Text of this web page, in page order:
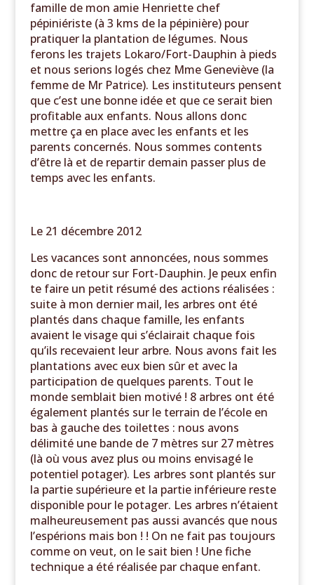
famille de mon amie Henriette chef
pépiniériste (à 3 kms de la pépinière) pour
pratiquer la plantation de légumes. Nous
ferons les trajets Lokaro/Fort-Dauphin à pieds
et nous serions logés chez Mme Geneviève (la
femme de Mr Patrice). Les instituteurs pensent
que c’est une bonne idée et que ce serait bien
profitable aux enfants. Nous allons donc
mettre ça en place avec les enfants et les
parents concernés. Nous sommes contents
d’être là et de repartir demain passer plus de
temps avec les enfants.
Le 21 décembre 2012
Les vacances sont annoncées, nous sommes
donc de retour sur Fort-Dauphin. Je peux enfin
te faire un petit résumé des actions réalisées :
suite à mon dernier mail, les arbres ont été
plantés dans chaque famille, les enfants
avaient le visage qui s’éclairait chaque fois
qu’ils recevaient leur arbre. Nous avons fait les
plantations avec eux bien sûr et avec la
participation de quelques parents. Tout le
monde semblait bien motivé ! 8 arbres ont été
également plantés sur le terrain de l’école en
bas à gauche des toilettes : nous avons
délimité une bande de 7 mètres sur 27 mètres
(là où vous avez plus ou moins envisagé le
potentiel potager). Les arbres sont plantés sur
la partie supérieure et la partie inférieure reste
disponible pour le potager. Les arbres n’étaient
malheureusement pas aussi avancés que nous
l’espérions mais bon ! ! On ne fait pas toujours
comme on veut, on le sait bien ! Une fiche
technique a été réalisée par chaque enfant.